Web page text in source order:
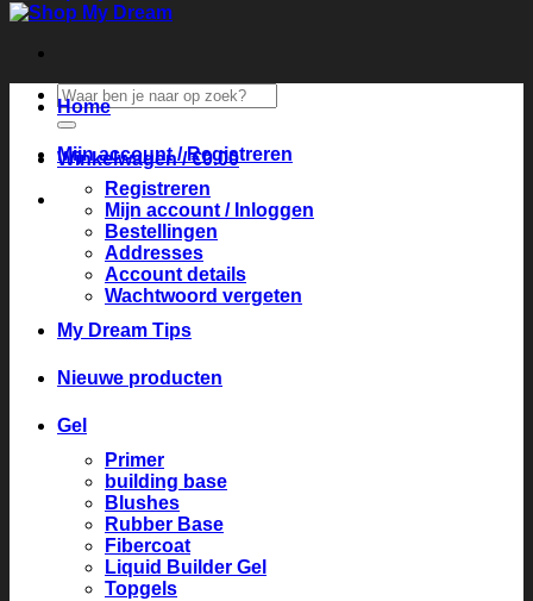
Zoeken
naar:
Winkelwagen /€0.00
Home
Mijn account / Registreren
Registreren
Mijn account / Inloggen
Bestellingen
Addresses
Account details
Wachtwoord vergeten
My Dream Tips
Nieuwe producten
Gel
Primer
building base
Blushes
Rubber Base
Fibercoat
Liquid Builder Gel
Topgels